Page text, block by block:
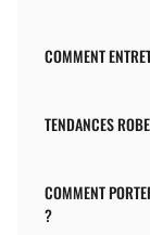
COMMENT
TENDANCES
COMMENT
?